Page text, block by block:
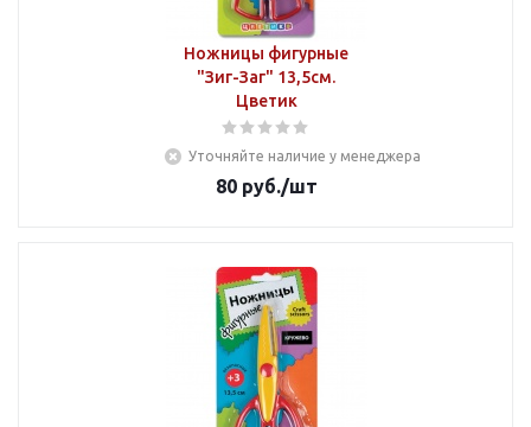
Ножницы фигурные
"Зиг-Заг" 13,5см.
Цветик
Уточняйте наличие у менеджера
80руб./шт